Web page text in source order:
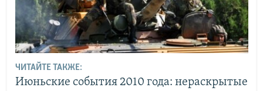
ЧИТАЙТЕ ТАКЖЕ:
Июньские события 2010 года: нераскрытые